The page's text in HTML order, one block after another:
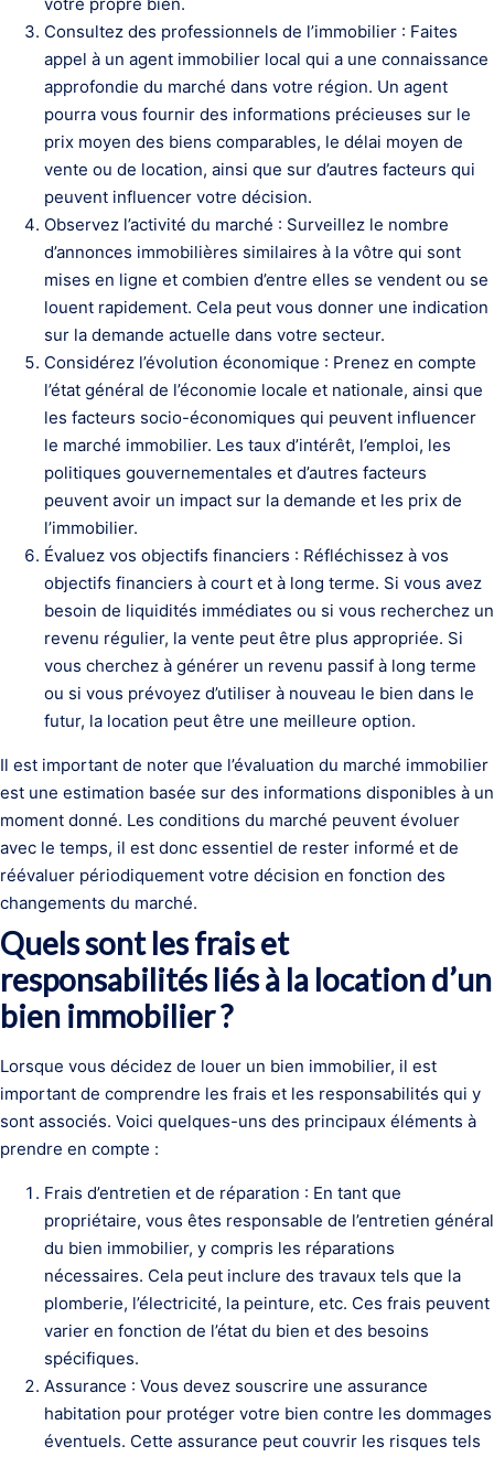
Consultez des professionnels de l’immobilier : Faites
appel à un agent immobilier local qui a une connaissance
approfondie du marché dans votre région. Un agent
pourra vous fournir des informations précieuses sur le
prix moyen des biens comparables, le délai moyen de
vente ou de location, ainsi que sur d’autres facteurs qui
peuvent influencer votre décision.
Observez l’activité du marché : Surveillez le nombre
d’annonces immobilières similaires à la vôtre qui sont
mises en ligne et combien d’entre elles se vendent ou se
louent rapidement. Cela peut vous donner une indication
sur la demande actuelle dans votre secteur.
Considérez l’évolution économique : Prenez en compte
l’état général de l’économie locale et nationale, ainsi que
les facteurs socio-économiques qui peuvent influencer
le marché immobilier. Les taux d’intérêt, l’emploi, les
politiques gouvernementales et d’autres facteurs
peuvent avoir un impact sur la demande et les prix de
l’immobilier.
Évaluez vos objectifs financiers : Réfléchissez à vos
objectifs financiers à court et à long terme. Si vous avez
besoin de liquidités immédiates ou si vous recherchez un
revenu régulier, la vente peut être plus appropriée. Si
vous cherchez à générer un revenu passif à long terme
ou si vous prévoyez d’utiliser à nouveau le bien dans le
futur, la location peut être une meilleure option.
Il est important de noter que l’évaluation du marché immobilier
est une estimation basée sur des informations disponibles à un
moment donné. Les conditions du marché peuvent évoluer
avec le temps, il est donc essentiel de rester informé et de
réévaluer périodiquement votre décision en fonction des
changements du marché.
Quels sont les frais et
responsabilités liés à la location d’un
bien immobilier ?
Lorsque vous décidez de louer un bien immobilier, il est
important de comprendre les frais et les responsabilités qui y
sont associés. Voici quelques-uns des principaux éléments à
prendre en compte :
Frais d’entretien et de réparation : En tant que
propriétaire, vous êtes responsable de l’entretien général
du bien immobilier, y compris les réparations
nécessaires. Cela peut inclure des travaux tels que la
plomberie, l’électricité, la peinture, etc. Ces frais peuvent
varier en fonction de l’état du bien et des besoins
spécifiques.
Assurance : Vous devez souscrire une assurance
habitation pour protéger votre bien contre les dommages
éventuels. Cette assurance peut couvrir les risques tels